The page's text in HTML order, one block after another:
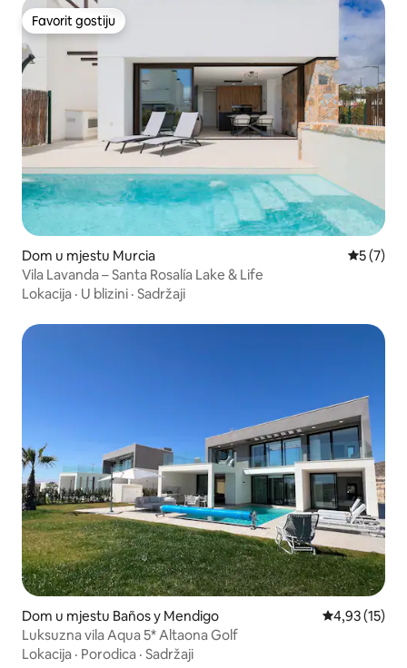
Favorit gostiju
Favorit gostiju
Dom u mjestu Murcia
5 (7)
Vila Lavanda – Santa Rosalía Lake & Life
Lokacija · U blizini · Sadržaji
Dom u mjestu Baños y Mendigo Prosječna
4,93 (15)
Luksuzna vila Aqua 5* Altaona Golf
Lokacija · Porodica · Sadržaji